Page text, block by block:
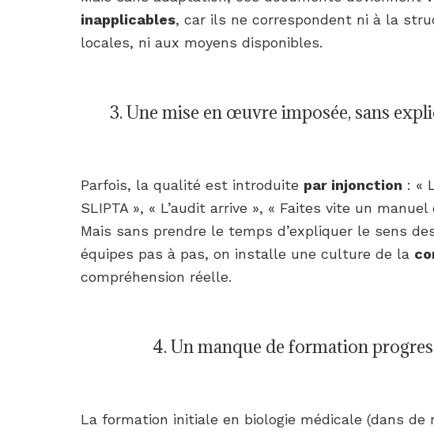
inapplicables, car ils ne correspondent ni à la
locales, ni aux moyens disponibles.
3. Une mise en œuvre imposée, sans
Parfois, la qualité est introduite par injonction : «
SLIPTA », « L’audit arrive », « Faites vite un manuel
Mais sans prendre le temps d’expliquer le sens
équipes pas à pas, on installe une culture de la
compréhension réelle.
4. Un manque de formation
La formation initiale en biologie médicale (dans de